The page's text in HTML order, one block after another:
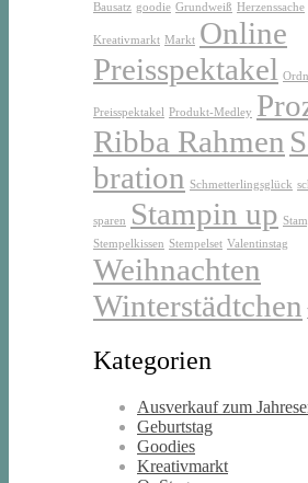
Bausatz goodie Grundweiß Herzenssache
Kreativmarkt Markt Online
Preisspektakel
Preisspektakel Produkt-Medley
Ribba Rahmen
bration Schmetterlingsglück
sparen Stampin up
Stempelkissen Stempelset Valentinstag
Weihnachten
Winterstädtchen
Kategorien
Ausverkauf zum
Geburtstag
Goodies
Kreativmarkt